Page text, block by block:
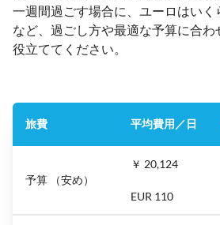
一週間過ごす場合に、ユーロはい
など、過ごし方や最適な予算に合わ
役立ててください。
旅費 平均費用／日
予算 （安め）
￥ 20,124
EUR 110